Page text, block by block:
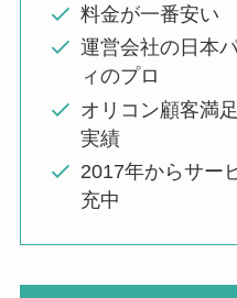
料金が一番安い
運営会社の日本
ィのプロ
オリコン顧客満
実績
2017年からサー
充中